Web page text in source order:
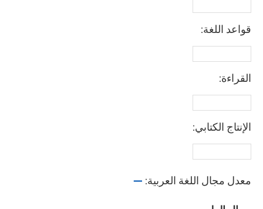
قواعد اللغة:
القراءة:
الإنتاج الكتابي:
معدل مجال اللغة العربية: —